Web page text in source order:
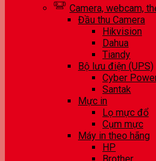
Camera, webcam,
Đầu thu Camera
Hikvision
Dahua
Tiandy
Bộ lưu điện (UPS)
Cyber
Santak
Mực in
Lọ mực đổ
Cụm mực
Máy in theo hãng
HP